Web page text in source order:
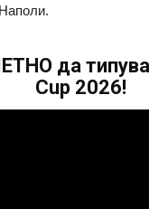
да
Cup 2026!